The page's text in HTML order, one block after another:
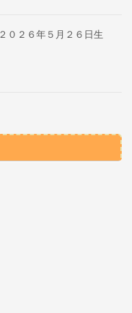
０２６年５月２６日生